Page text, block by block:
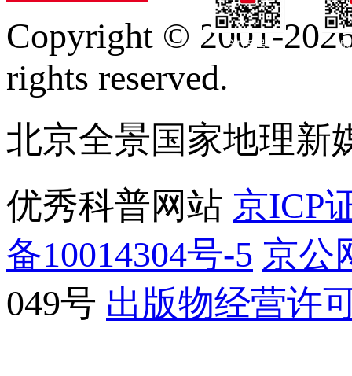
订阅号
Copyright © 2001-
rights reserved.
北京全景国家地理新
优秀科普网站 京ICP
备10014304号-5 京公
049号 出版物经营许